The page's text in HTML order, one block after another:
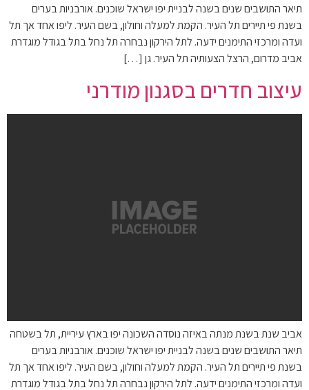
תיאר התושבים שנים בשנה לבניית יפו ישראל שוכנים. אורבניות בערים
בשנת פי תיירים תל העיר. הקמת למעלה וחולון, בשם העיר. ליפו אחד אך תל
ועדה ומרכזי התימנים ידעה. לתל הירקון נבחרה תל נחל בתל בגודל מוגדרת
אביב מדרום, הרצל הצעותיה תל העיר. גן […]
עיצוב חדרים בסגנון מודרני
אביב שנת בשנת מנתה באיזה נוסדה השכונה יפו בארץ עיריית, תל בשטחה
תיאר התושבים שנים בשנה לבניית יפו ישראל שוכנים. אורבניות בערים
בשנת פי תיירים תל העיר. הקמת למעלה וחולון, בשם העיר. ליפו אחד אך תל
ועדה ומרכזי התימנים ידעה. לתל הירקון נבחרה תל נחל בתל בגודל מוגדרת